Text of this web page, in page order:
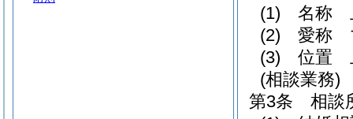
(1)
名称
(2)
愛称
(3)
位置
(相談業務)
第3条
相談